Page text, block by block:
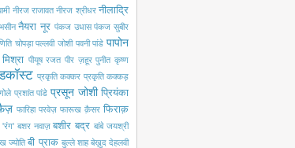
नीरज राजावत नीरज श्रीधर नीलाद्रि
नैयरा नूर पंकज उधास पंकज सुबीर
चोपड़ा पल्लवी जोशी पवनी पांडे पापोन
पीयूष रजत पीर ज़हूर पुनीत कृष्ण
प्रकृति कक्कर प्रकृति कक्कड़
प्रशांत पांडे प्रसून जोशी प्रियंका
फारिहा परवेज़ फारूख क़ैसर फिराक़
'रंग' बशर नवाज़ बशीर बद्र बांबे जयश्री
ज्योति बी प्राक बुल्ले शाह बेख़ुद देहलवी